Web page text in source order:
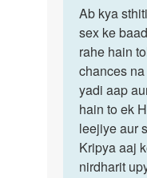
to
blood
niklne
se
by
अज्ञात
Ab
kya
sthiti
hai
bête?
Yadi…
Ab kya
sex ke
rahe hain
chances
yadi aap
hain to ek
leejiye aur
Kripya aaj
nirdharit